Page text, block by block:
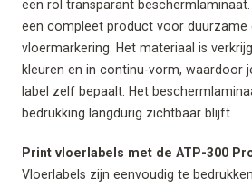
een rol transparant
een compleet product voor duurzame
vloermarkering. Het materiaal is
kleuren en in continu-vorm, waardoor
label zelf bepaalt. Het
bedrukking langdurig zichtbaar blijft.
Print vloerlabels met de ATP-300
Vloerlabels zijn eenvoudig te